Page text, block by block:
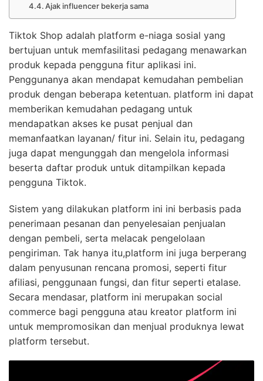
Ajak influencer bekerja sama
Tiktok Shop adalah platform e-niaga sosial yang
bertujuan untuk memfasilitasi pedagang menawarkan
produk kepada pengguna fitur aplikasi ini.
Penggunanya akan mendapat kemudahan pembelian
produk dengan beberapa ketentuan. platform ini dapat
memberikan kemudahan pedagang untuk
mendapatkan akses ke pusat penjual dan
memanfaatkan layanan/ fitur ini. Selain itu, pedagang
juga dapat mengunggah dan mengelola informasi
beserta daftar produk untuk ditampilkan kepada
pengguna Tiktok.
Sistem yang dilakukan platform ini ini berbasis pada
penerimaan pesanan dan penyelesaian penjualan
dengan pembeli, serta melacak pengelolaan
pengiriman. Tak hanya itu,platform ini juga berperang
dalam penyusunan rencana promosi, seperti fitur
afiliasi, penggunaan fungsi, dan fitur seperti etalase.
Secara mendasar, platform ini merupakan social
commerce bagi pengguna atau kreator platform ini
untuk mempromosikan dan menjual produknya lewat
platform tersebut.